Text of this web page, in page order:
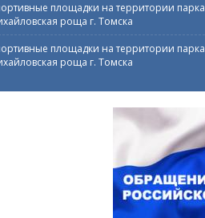
площадки на территории парка
роща г. Томска
площадки на территории парка
роща г. Томска